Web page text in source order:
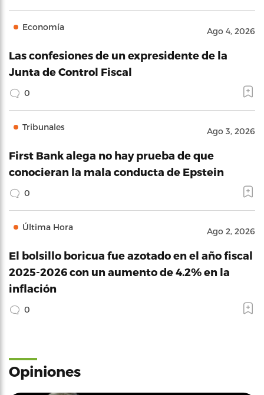
Economía Ago 4, 2026
Las confesiones de un expresidente de la
Junta de Control Fiscal
0
Tribunales Ago 3, 2026
First Bank alega no hay prueba de que
conocieran la mala conducta de Epstein
0
Última Hora Ago 2, 2026
El bolsillo boricua fue azotado en el año fiscal
2025-2026 con un aumento de 4.2% en la
inflación
0
Opiniones